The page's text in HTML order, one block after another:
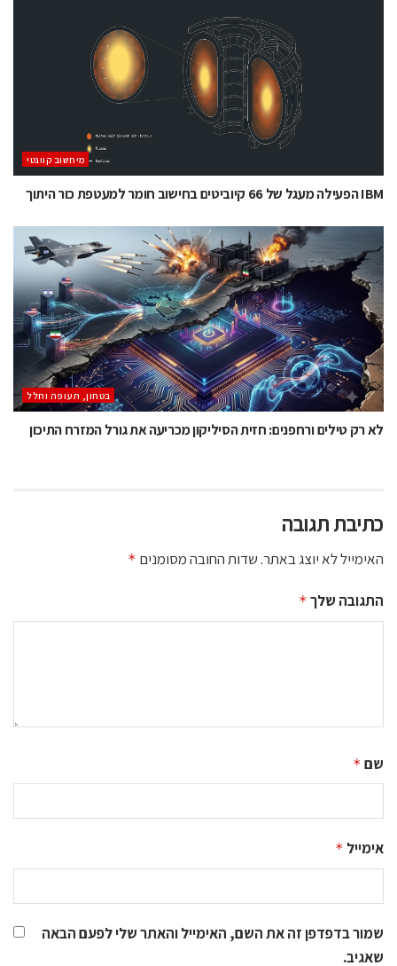
מיחשוב קוונטי
IBM הפעילה מעגל של 66 קיוביטים בחישוב חומר למעטפת כור היתוך
בטחון, תעופה וחלל
לא רק טילים ורחפנים: חזית הסיליקון מכריעה את גורל המזרח התיכון
כתיבת תגובה
האימייל לא יוצג באתר.שדות החובה מסומנים *
התגובה שלך *
שם *
אימייל *
שמור בדפדפן זה את השם, האימייל והאתר שלי לפעם הבאה
שאגיב.